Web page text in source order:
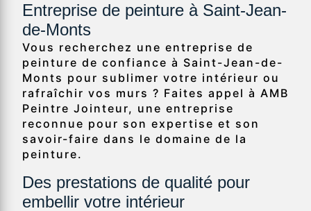
Entreprise de peinture à Saint-Jean-
de-Monts
Vous recherchez une entreprise de
peinture de confiance à Saint-Jean-de-
Monts pour sublimer votre intérieur ou
rafraîchir vos murs ? Faites appel à AMB
Peintre Jointeur, une entreprise
reconnue pour son expertise et son
savoir-faire dans le domaine de la
peinture.
Des prestations de qualité pour
embellir votre intérieur